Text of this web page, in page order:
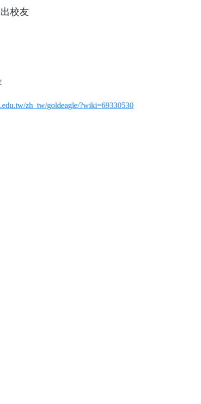
校友
zh_tw/goldeagle/?wiki=69330530